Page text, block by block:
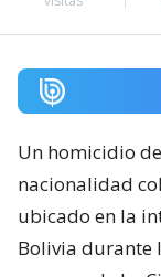
Un homicidio
nacionalidad
ubicado en la
Bolivia durante